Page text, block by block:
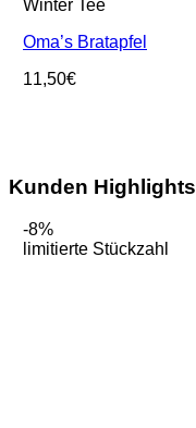
Winter Tee
Oma’s Bratapfel
11,50€
Kunden Highlights
-8%
limitierte Stückzahl